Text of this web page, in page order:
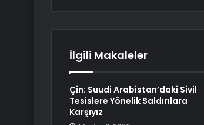
İlgili Makaleler
Çin: Suudi Arabistan’daki Sivil
Tesislere Yönelik Saldırılara
Karşıyız